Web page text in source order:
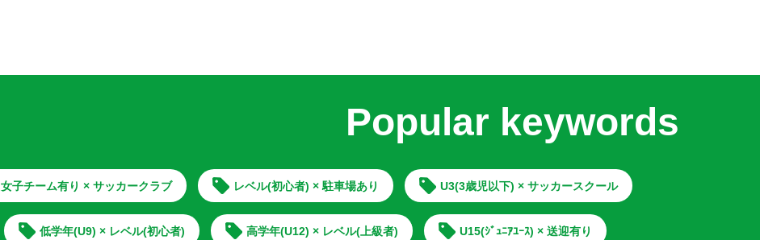
Popular keywords
女子チーム有り × サッカークラブ レベル(初心者) × 駐車場あり U3(3歳児以下) × サッカースクール
低学年(U9) × レベル(初心者) 高学年(U12) × レベル(上級者) U15(ｼﾞｭﾆｱﾕｰｽ) × 送迎有り